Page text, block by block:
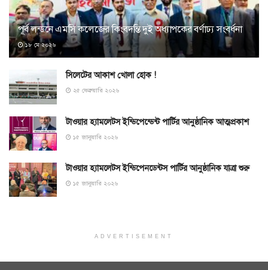
পূর্ব লন্ডনে এমসি কলেজের কিংবদন্তি দুই অধ্যাপকের বর্ণাঢ্য সংবর্ধনা
১৮ মে ২০২৬
সিলেটের আকাশ খোলা হোক !
২৫ ফেব্রুয়ারি ২০২৬
টাওয়ার হ্যামলেটস ইন্ডিপেন্ডেন্ট পার্টির আনুষ্ঠানিক আত্মপ্রকাশ
১৫ জানুয়ারি ২০২৬
টাওয়ার হ্যামলেটস ইন্ডিপেনডেন্টস পার্টির আনুষ্ঠানিক যাত্রা শুরু
১৫ জানুয়ারি ২০২৬
ADVERTISEMENT